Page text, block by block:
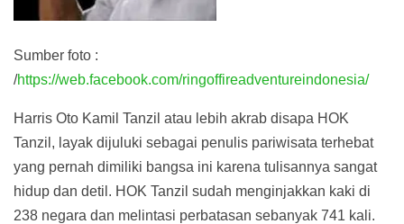
Sumber foto :
/https://web.facebook.com/ringoffireadventureindonesia/
Harris Oto Kamil Tanzil atau lebih akrab disapa HOK
Tanzil, layak dijuluki sebagai penulis pariwisata terhebat
yang pernah dimiliki bangsa ini karena tulisannya sangat
hidup dan detil. HOK Tanzil sudah menginjakkan kaki di
238 negara dan melintasi perbatasan sebanyak 741 kali.